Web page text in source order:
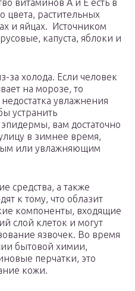
витаминов А и Е есть в
цвета, растительных
и яйцах. Источником
капуста, яблоки и
за холода. Если человек
на морозе, то
увлажнения
устранить
эпидермы, вам достаточно
в зимнее время,
или увлажняющим
средства, а также
к тому, что облазит
компоненты, входящие
слой клеток и могут
язвочек. Во время
бытовой химии,
перчатки, это
кожи.